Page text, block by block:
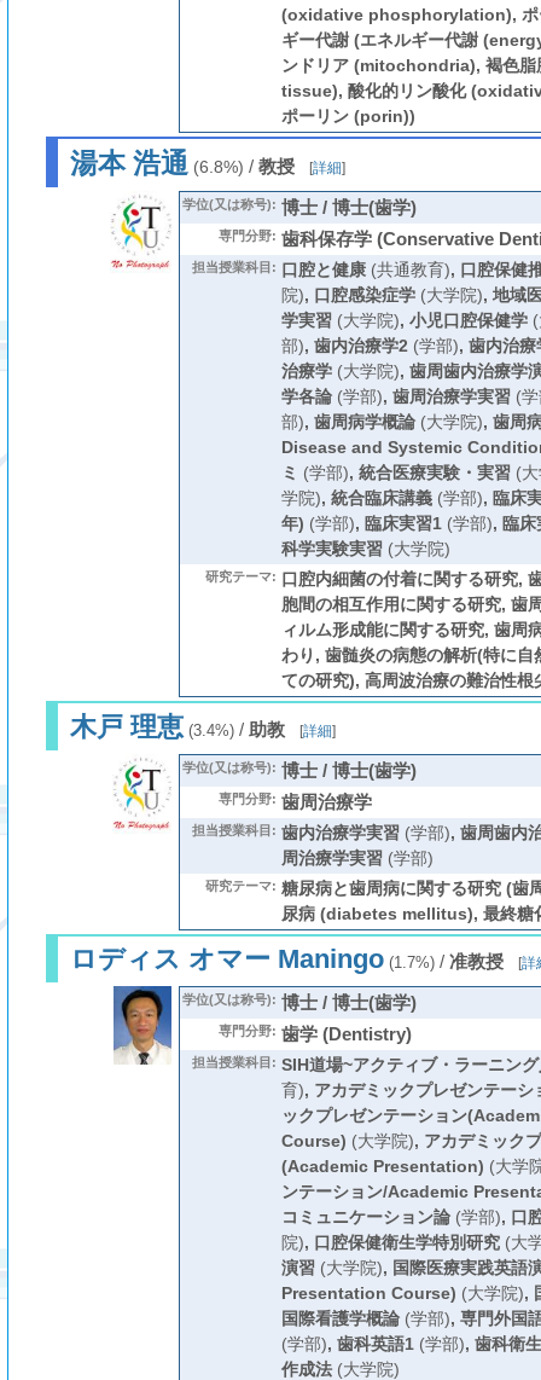
(oxidative phosphorylation), ポ
ギー代謝 (エネルギー代謝
ンドリア (mitochondria), 褐色
tissue), 酸化的リン酸化
ポーリン (porin))
湯本 浩通(6.8%) / 教授 [詳細]
学位(又は称号): 博士 / 博士(歯学)
専門分野: 歯科保存学 (Conservative
担当授業科目: 口腔と健康(共通教育), 口腔保健
院), 口腔感染症学(大学院), 地域
学実習(大学院), 小児口腔保健学(
部), 歯内治療学2 (学部), 歯内治療
治療学(大学院), 歯周歯内治療学
学各論(学部), 歯周治療学実習(学
部), 歯周病学概論(大学院), 歯周
Disease and Systemic
ミ (学部), 統合医療実験・実習(大
学院), 統合臨床講義(学部), 臨床
年) (学部), 臨床実習1(学部), 臨床
科学実験実習(大学院)
研究テーマ: 口腔内細菌の付着に関する研究,
胞間の相互作用に関する研究, 歯
ィルム形成能に関する研究, 歯周
わり, 歯髄炎の病態の解析(特に自
ての研究), 高周波治療の難治性根
木戸 理恵(3.4%)/ 助教 [詳細]
学位(又は称号): 博士 / 博士(歯学)
専門分野: 歯周治療学
担当授業科目: 歯内治療学実習(学部), 歯周歯内
周治療学実習(学部)
研究テーマ: 糖尿病と歯周病に関する研究 (
尿病 (diabetes mellitus), 最終糖
ロディス オマー Maningo(1.7%)/ 准教授 [詳
学位(又は称号): 博士 / 博士(歯学)
専門分野: 歯学 (Dentistry)
担当授業科目: SIH道場~アクティブ・ラーニン
育), アカデミックプレゼンテーシ
ックプレゼンテーション
Course) (大学院), アカデミック
(Academic Presentation) (大学
ンテーション/Academic
コミュニケーション論(学部), 口
院), 口腔保健衛生学特別研究(大
演習(大学院), 国際医療実践英語
Presentation Course) (大学院),
国際看護学概論(学部), 専門外国
(学部), 歯科英語1(学部), 歯科衛
作成法(大学院)